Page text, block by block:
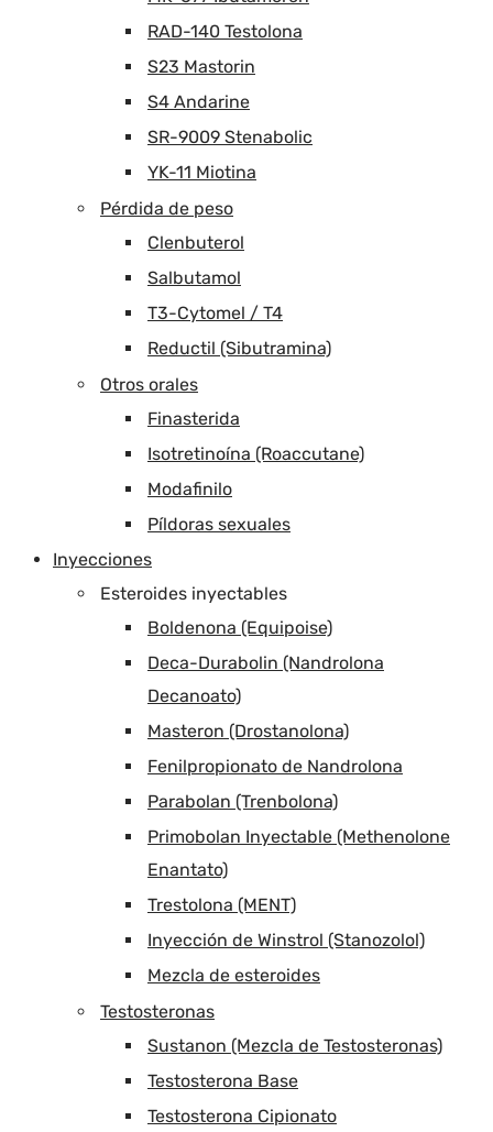
RAD-140 Testolona
S23 Mastorin
S4 Andarine
SR-9009 Stenabolic
YK-11 Miotina
Pérdida de peso
Clenbuterol
Salbutamol
T3-Cytomel / T4
Reductil (Sibutramina)
Otros orales
Finasterida
Isotretinoína (Roaccutane)
Modafinilo
Píldoras sexuales
Inyecciones
Esteroides inyectables
Boldenona (Equipoise)
Deca-Durabolin (Nandrolona
Decanoato)
Masteron (Drostanolona)
Fenilpropionato de Nandrolona
Parabolan (Trenbolona)
Primobolan Inyectable (Methenolone
Enantato)
Trestolona (MENT)
Inyección de Winstrol (Stanozolol)
Mezcla de esteroides
Testosteronas
Sustanon (Mezcla de Testosteronas)
Testosterona Base
Testosterona Cipionato